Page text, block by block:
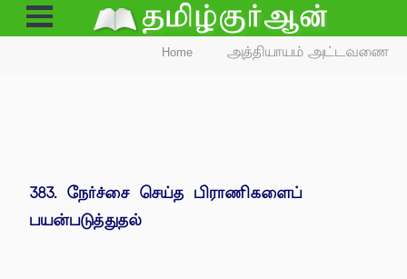
Open
Menu
Home அத்தியாயம் அட்டவணை
383. நேர்ச்சை செய்த பிராணிகளைப்
பயன்படுத்துதல்